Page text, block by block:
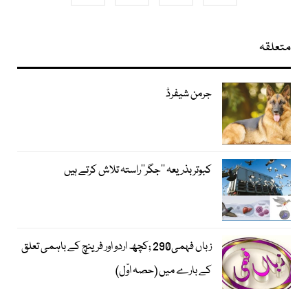
متعلقہ
جرمن شیفرڈ
کبوتر بذریعہ ’’جگر‘‘راستہ تلاش کرتے ہیں
زباں فہمی290 ;کچھ اردو اور فرینچ کے باہمی تعلق
کے بارے میں (حصہ اوّل)